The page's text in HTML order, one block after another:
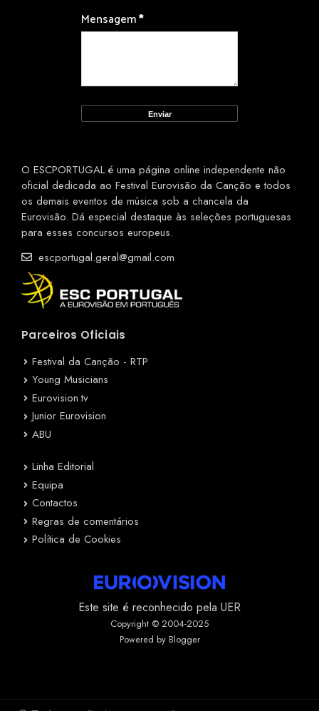
Mensagem*
O ESCPORTUGAL é uma página online independente não
oficial dedicada ao Festival Eurovisão da Canção e todos
os demais eventos de música sob a chancela da
Eurovisão. Dá especial destaque às seleções portuguesas
para esses concursos europeus.
escportugal.geral@gmail.com
Parceiros Oficiais
Festival da Canção - RTP
Young Musicians
Eurovision.tv
Junior Eurovision
ABU
Linha Editorial
Equipa
Contactos
Regras de comentários
Política de Cookies
Este site é reconhecido pela UER
Copyright © 2004-2025
Powered by Blogger